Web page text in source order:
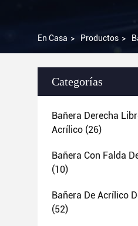
En Casa > Productos >
Categorías
Bañera Derecha
Acrílico (26)
Bañera Con Falda
(10)
Bañera De Acrílico
(52)